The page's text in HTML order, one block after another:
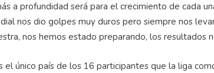
a profundidad será para el crecimiento de cada
nos dio golpes muy duros pero siempre nos
nos hemos estado preparando, los resultados
el único país de los 16 participantes que la liga